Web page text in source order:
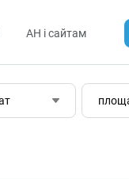
АН і сайтам